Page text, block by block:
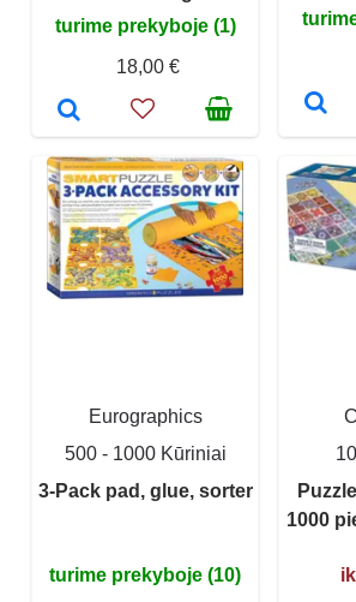
turime prekyboje (1)
18,00 €
Eurographics
500 - 1000 Kūriniai
3-Pack pad, glue, sorter
turime prekyboje (10)
1000